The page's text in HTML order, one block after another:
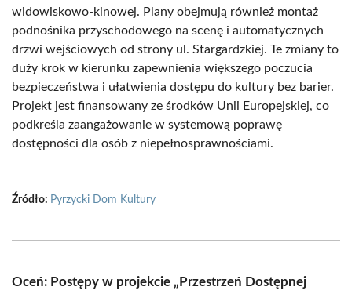
widowiskowo-kinowej. Plany obejmują również montaż
podnośnika przyschodowego na scenę i automatycznych
drzwi wejściowych od strony ul. Stargardzkiej. Te zmiany to
duży krok w kierunku zapewnienia większego poczucia
bezpieczeństwa i ułatwienia dostępu do kultury bez barier.
Projekt jest finansowany ze środków Unii Europejskiej, co
podkreśla zaangażowanie w systemową poprawę
dostępności dla osób z niepełnosprawnościami.
Źródło: Pyrzycki Dom Kultury
Oceń: Postępy w projekcie „Przestrzeń Dostępnej